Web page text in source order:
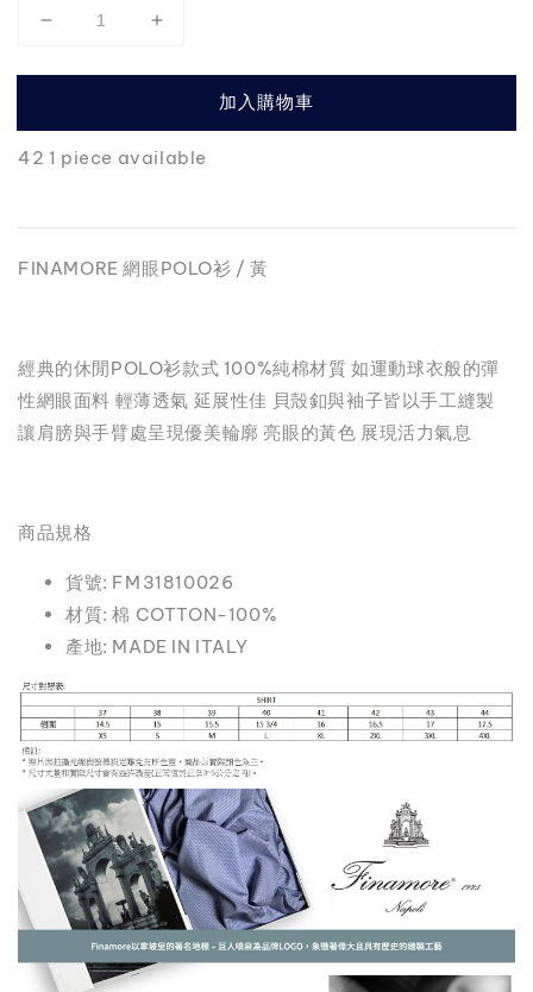
加入購物車
42 1 piece available
FINAMORE 網眼POLO衫 / 黃
經典的休閒POLO衫款式 100%純棉材質 如運動球衣般的彈
性網眼面料 輕薄透氣 延展性佳 貝殼釦與袖子皆以手工縫製
讓肩膀與手臂處呈現優美輪廓 亮眼的黃色 展現活力氣息
商品規格
貨號: FM31810026
材質: 棉 COTTON-100%
產地: MADE IN ITALY